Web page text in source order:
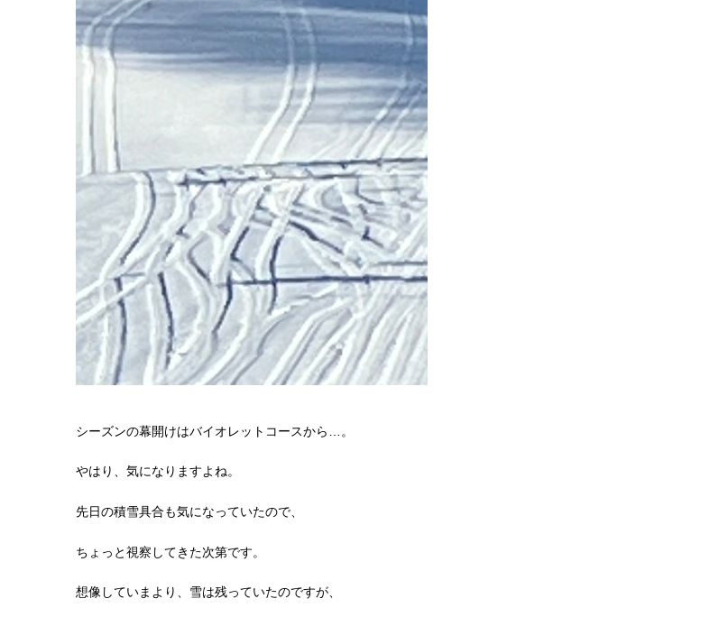
シーズンの幕開けはバイオレットコースから…。
やはり、気になりますよね。
先日の積雪具合も気になっていたので、
ちょっと視察してきた次第です。
想像していまより、雪は残っていたのですが、